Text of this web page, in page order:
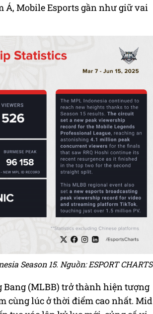
Á, Mobile Esports gần như giữ vai
Season 15. Nguồn: ESPORT CHARTS
Bang (MLBB) trở thành hiện tượng
cùng lúc ở thời điểm cao nhất. Mid